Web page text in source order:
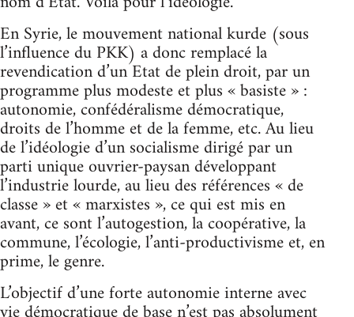
En Syrie, le mouvement national kurde (sous
l’influence du PKK) a donc remplacé la
revendication d’un Etat de plein droit, par un
programme plus modeste et plus « basiste » :
autonomie, confédéralisme démocratique,
droits de l’homme et de la femme, etc. Au lieu
de l’idéologie d’un socialisme dirigé par un
parti unique ouvrier-paysan développant
l’industrie lourde, au lieu des références « de
classe » et « marxistes », ce qui est mis en
avant, ce sont l’autogestion, la coopérative, la
commune, l’écologie, l’anti-productivisme et, en
prime, le genre.
L’objectif d’une forte autonomie interne avec